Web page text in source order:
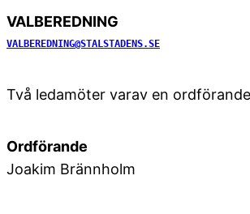
VALBEREDNING
VALBEREDNING@STALSTADENS.SE
Två ledamöter varav en
Ordförande
Joakim Brännholm